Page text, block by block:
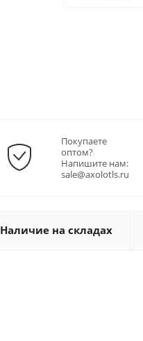
Покупаете
оптом?
Напишите нам:
sale@axolotls.ru
Наличие на складах